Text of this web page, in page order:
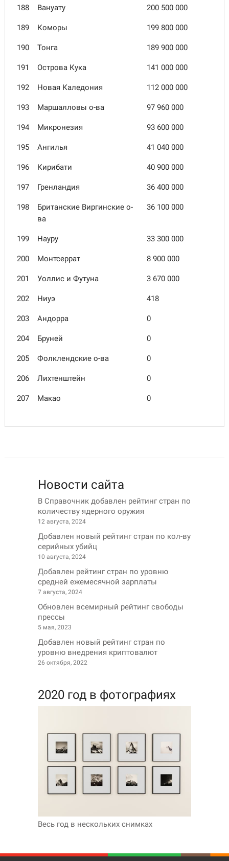
188 Вануату 200 500 000
189 Коморы 199 800 000
190 Тонга 189 900 000
191 Острова Кука 141 000 000
192 Новая Каледония 112 000 000
193 Маршалловы о-ва 97 960 000
194 Микронезия 93 600 000
195 Ангилья 41 040 000
196 Кирибати 40 900 000
197 Гренландия 36 400 000
198
Британские Виргинские о-
ва
36 100 000
199 Науру 33 300 000
200 Монтсеррат 8 900 000
201 Уоллис и Футуна 3 670 000
202 Ниуэ 418
203 Андорра 0
204 Бруней 0
205 Фолклендские о-ва 0
206 Лихтенштейн 0
207 Макао 0
Новости сайта
В Справочник добавлен рейтинг стран по
количеству ядерного оружия
12 августа, 2024
Добавлен новый рейтинг стран по кол-ву
серийных убийц
10 августа, 2024
Добавлен рейтинг стран по уровню
средней ежемесячной зарплаты
7 августа, 2024
Обновлен всемирный рейтинг свободы
прессы
5 мая, 2023
Добавлен новый рейтинг стран по
уровню внедрения криптовалют
26 октября, 2022
2020 год в фотографиях
Весь год в нескольких снимках